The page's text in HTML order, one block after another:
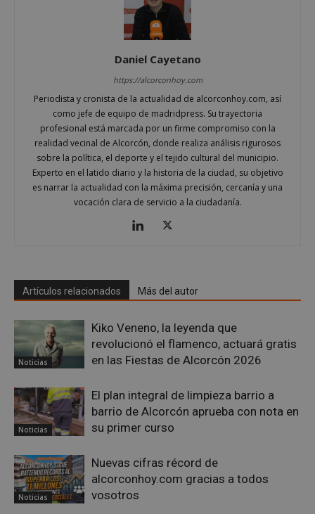
Daniel Cayetano
https://alcorconhoy.com
Periodista y cronista de la actualidad de alcorconhoy.com, así
como jefe de equipo de madridpress. Su trayectoria
profesional está marcada por un firme compromiso con la
realidad vecinal de Alcorcón, donde realiza análisis rigurosos
sobre la política, el deporte y el tejido cultural del municipio.
Experto en el latido diario y la historia de la ciudad, su objetivo
es narrar la actualidad con la máxima precisión, cercanía y una
vocación clara de servicio a la ciudadanía.
Artículos relacionados Más del autor
Noticias
Kiko Veneno, la leyenda que
revolucionó el flamenco, actuará gratis
en las Fiestas de Alcorcón 2026
Noticias
El plan integral de limpieza barrio a
barrio de Alcorcón aprueba con nota en
su primer curso
Noticias
Nuevas cifras récord de
alcorconhoy.com gracias a todos
vosotros
sp_landing
Spotify Inc.
.spotify.com
sp_t